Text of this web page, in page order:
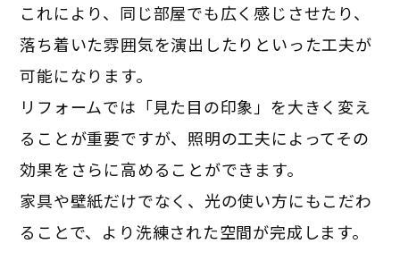
これにより、同じ部屋でも広く感じさせたり、
落ち着いた雰囲気を演出したりといった工夫が
可能になります。
リフォームでは「見た目の印象」を大きく変え
ることが重要ですが、照明の工夫によってその
効果をさらに高めることができます。
家具や壁紙だけでなく、光の使い方にもこだわ
ることで、より洗練された空間が完成します。